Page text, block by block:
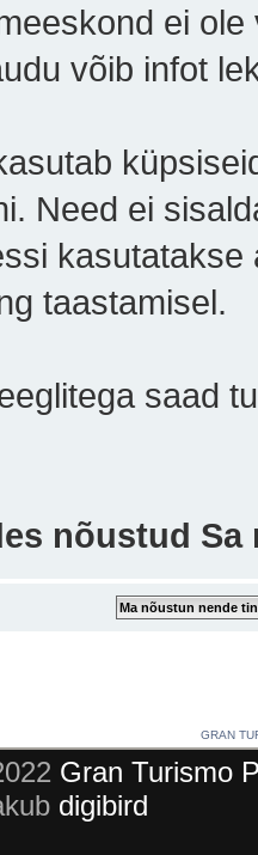
ei
võib infot
Need ei
taastamisel.
saad
nõustud
GRAN
Gran Turismo
digibird